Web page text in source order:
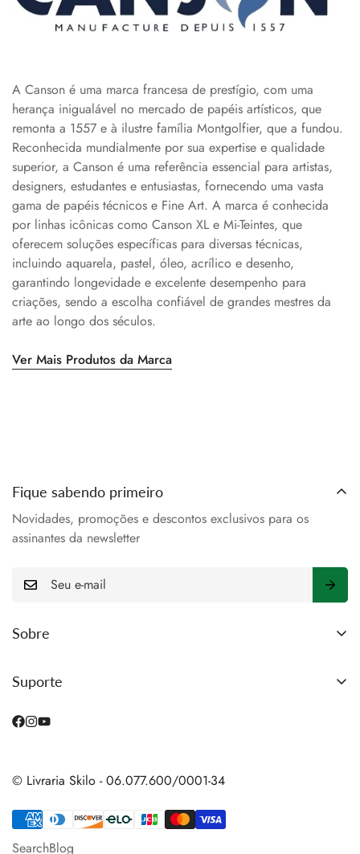
A Canson é uma marca francesa de prestígio, com uma
herança inigualável no mercado de papéis artísticos, que
remonta a 1557 e à ilustre família Montgolfier, que a fundou.
Reconhecida mundialmente por sua expertise e qualidade
superior, a Canson é uma referência essencial para artistas,
designers, estudantes e entusiastas, fornecendo uma vasta
gama de papéis técnicos e Fine Art. A marca é conhecida
por linhas icônicas como Canson XL e Mi-Teintes, que
oferecem soluções específicas para diversas técnicas,
incluindo aquarela, pastel, óleo, acrílico e desenho,
garantindo longevidade e excelente desempenho para
criações, sendo a escolha confiável de grandes mestres da
arte ao longo dos séculos.
Ver Mais Produtos da Marca
Fique sabendo primeiro
Novidades, promoções e descontos exclusivos para os
assinantes da newsletter
mail
Sobre
Blog
Suporte
Politica de Privacidade
© Livraria Skilo - 06.077.600/0001-34
SearchBlog